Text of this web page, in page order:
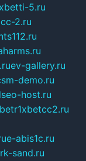
5.ru
2.ru
ev-gallery.ru
demo.ru
host.ru
e-abis1c.ru
sand.ru